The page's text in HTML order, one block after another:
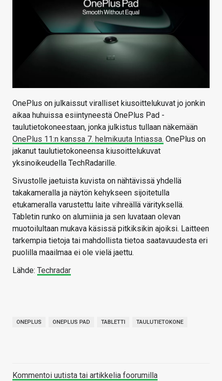
OnePlus on julkaissut viralliset kiusoittelukuvat jo jonkin
aikaa huhuissa esiintyneestä OnePlus Pad -
taulutietokoneestaan, jonka julkistus tullaan näkemään
OnePlus 11:n kanssa 7. helmikuuta Intiassa. OnePlus on
jakanut taulutietokoneensa kiusoittelukuvat
yksinoikeudella TechRadarille.
Sivustolle jaetuista kuvista on nähtävissä yhdellä
takakameralla ja näytön kehykseen sijoitetulla
etukameralla varustettu laite vihreällä värityksellä.
Tabletin runko on alumiinia ja sen luvataan olevan
muotoilultaan mukava käsissä pitkiksikin ajoiksi. Laitteen
tarkempia tietoja tai mahdollista tietoa saatavuudesta eri
puolilla maailmaa ei ole vielä jaettu.
Lähde: Techradar
ONEPLUS ONEPLUS PAD TABLETTI TAULUTIETOKONE
Kommentoi uutista tai artikkelia foorumilla